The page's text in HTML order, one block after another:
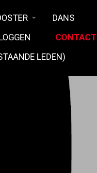
DANS
CONTACT
LEDEN)